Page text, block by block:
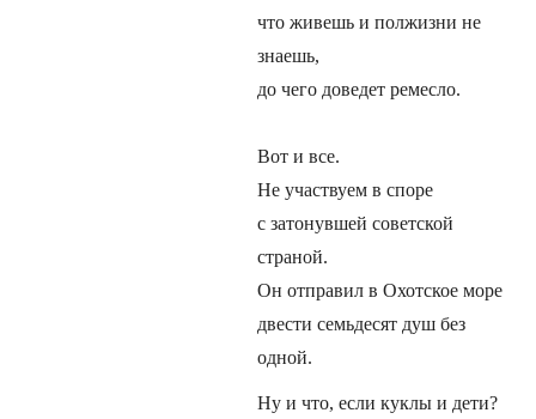
что живешь и полжизни не
знаешь,
до чего доведет ремесло.
Вот и все.
Не участвуем в споре
с затонувшей советской
страной.
Он отправил в Охотское море
двести семьдесят душ без
одной.
Ну и что, если куклы и дети?